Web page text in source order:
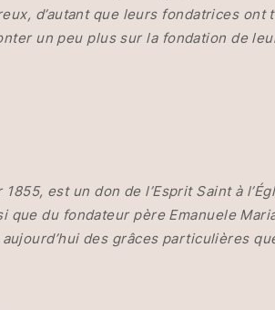
d’autant que leurs fondatrices ont
un peu plus sur la fondation de
est un don de l’Esprit Saint à
du fondateur père Emanuele
des grâces particulières